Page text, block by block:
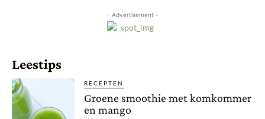
- Advertisement -
Leestips
RECEPTEN
Groene smoothie met komkommer
en mango